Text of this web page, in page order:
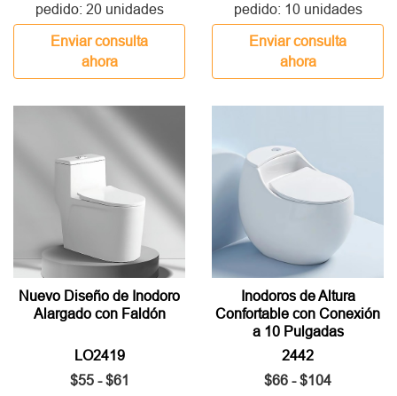
pedido: 20 unidades
Enviar consulta
ahora
pedido: 10 unidades
Enviar consulta
ahora
Nuevo Diseño de Inodoro
Alargado con Faldón
LO2419
$55 - $61
Inodoros de Altura
Confortable con Conexión
a 10 Pulgadas
2442
$66 - $104